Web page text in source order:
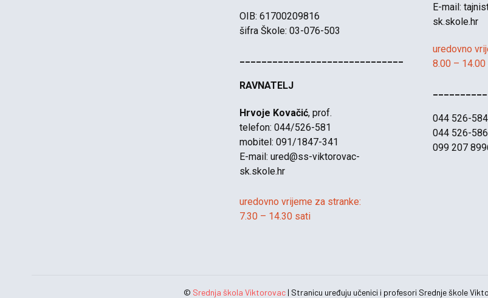
OIB: 61700209816
šifra Škole: 03-076-503
RAVNATELJ
Hrvoje Kovačić, prof.
telefon: 044/526-581
mobitel: 091/1847-341
E-mail: ured@ss-viktorovac-
sk.skole.hr
uredovno vrijeme za stranke:
7.30 – 14.30 sati
E-mail:
sk.skole.hr
uredovno
8.00 –
044 526-
044 526-
099 207
© Srednja škola Viktorovac | Stranicu uređuju učenici i profesori Srednje škole